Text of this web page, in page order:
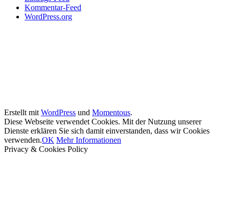
Kommentar-Feed
WordPress.org
Erstellt mit WordPress und Momentous.
Diese Webseite verwendet Cookies. Mit der Nutzung unserer
Dienste erklären Sie sich damit einverstanden, dass wir Cookies
verwenden.OK Mehr Informationen
Privacy & Cookies Policy